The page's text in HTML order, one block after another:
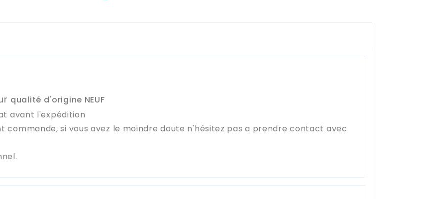
qualité d'origine NEUF
avant l'expédition
commande, si vous avez le moindre doute n'hésitez pas a prendre contact avec